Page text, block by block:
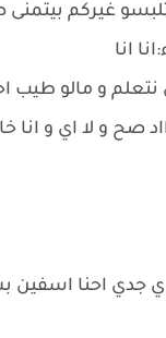
غيركم
انا
نتعلم و مالو
صح و لا اي و انا
ي جدي احنا